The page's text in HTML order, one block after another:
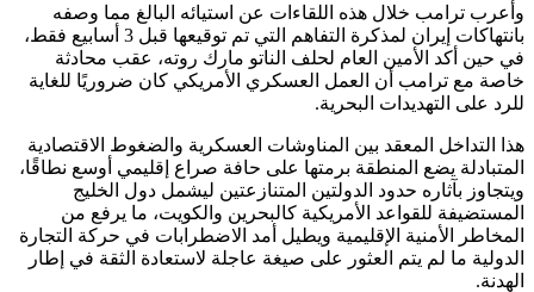
وأعرب ترامب خلال هذه اللقاءات عن استيائه البالغ مما وصفه
بانتهاكات إيران لمذكرة التفاهم التي تم توقيعها قبل 3 أسابيع فقط،
في حين أكد الأمين العام لحلف الناتو مارك روته، عقب محادثة
خاصة مع ترامب أن العمل العسكري الأمريكي كان ضروريًا للغاية
للرد على التهديدات البحرية.
هذا التداخل المعقد بين المناوشات العسكرية والضغوط الاقتصادية
المتبادلة يضع المنطقة برمتها على حافة صراع إقليمي أوسع نطاقًا،
ويتجاوز بآثاره حدود الدولتين المتنازعتين ليشمل دول الخليج
المستضيفة للقواعد الأمريكية كالبحرين والكويت، ما يرفع من
المخاطر الأمنية الإقليمية ويطيل أمد الاضطرابات في حركة التجارة
الدولية ما لم يتم العثور على صيغة عاجلة لاستعادة الثقة في إطار
الهدنة.